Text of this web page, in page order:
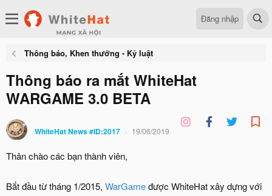
Đăng nhập
Thông báo, Khen thưởng - Kỷ luật
Thông báo ra mắt WhiteHat
WARGAME 3.0 BETA
WhiteHat News #ID:2017 19/06/2019
Thân chào các bạn thành viên,
Bắt đầu từ tháng 1/2015, WarGameđược WhiteHat xây dựng với